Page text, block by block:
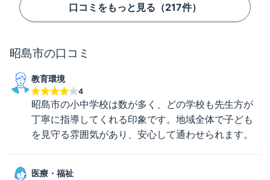
口コミをもっと見る（217件）
昭島市の口コミ
教育環境
4
昭島市の小中学校は数が多く、どの学校も先生方が
丁寧に指導してくれる印象です。地域全体で子ども
を見守る雰囲気があり、安心して通わせられます。
医療・福祉